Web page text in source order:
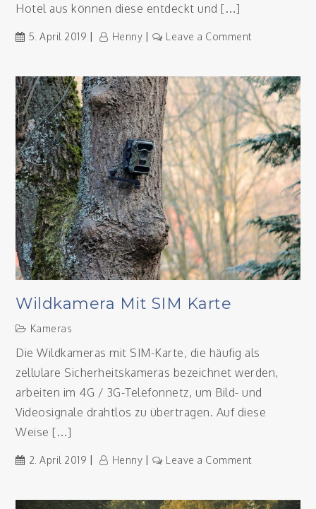
Hotel aus können diese entdeckt und […]
5. April 2019 Henny Leave a Commenton
von
Budapest
Wildkamera Mit SIM Karte
Kameras
Die Wildkameras mit SIM-Karte, die häufig als
zellulare Sicherheitskameras bezeichnet werden,
arbeiten im 4G / 3G-Telefonnetz, um Bild- und
Videosignale drahtlos zu übertragen. Auf diese
Weise […]
2. April 2019 Henny Leave a Commenton